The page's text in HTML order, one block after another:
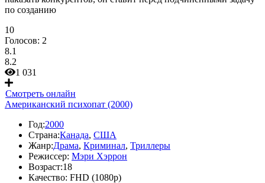
по созданию
10
Голосов: 2
8.1
8.2
1 031
Смотреть онлайн
Американский психопат (2000)
Год:2000
Страна:Канада, США
Жанр:Драма, Криминал, Триллеры
Режиссер: Мэри Хэррон
Возраст:18
Качество: FHD (1080p)